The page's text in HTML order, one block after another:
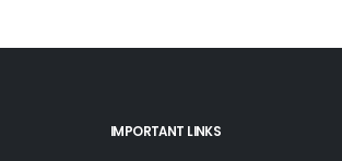
IMPORTANT LINKS